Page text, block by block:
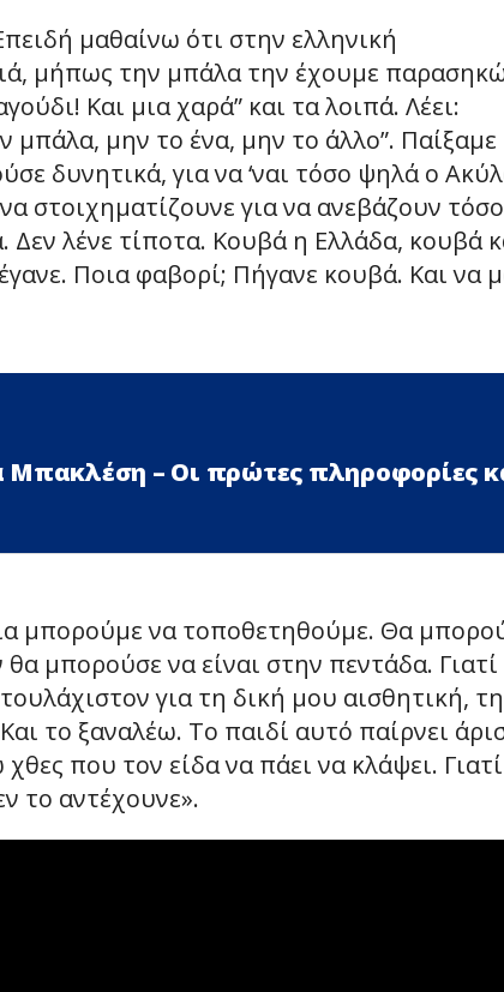
μαθαίνω ότι στην ελληνική
μήπως την μπάλα την έχουμε
Και μια χαρά” και τα λοιπά. Λέει:
μην το ένα, μην το άλλο”. Παίξαμε
δυνητικά, για να ‘ναι τόσο ψηλά ο
στοιχηματίζουνε για να ανεβάζουν τόσο
λένε τίποτα. Κουβά η Ελλάδα, κουβά
Ποια φαβορί; Πήγανε κουβά. Και να
Μπακλέση – Οι πρώτες πληροφορίες
μπορούμε να τοποθετηθούμε. Θα
μπορούσε να είναι στην πεντάδα. Γιατί
για τη δική μου αισθητική, τη
το ξαναλέω. Το παιδί αυτό παίρνει
που τον είδα να πάει να κλάψει. Γιατί
το αντέχουνε».